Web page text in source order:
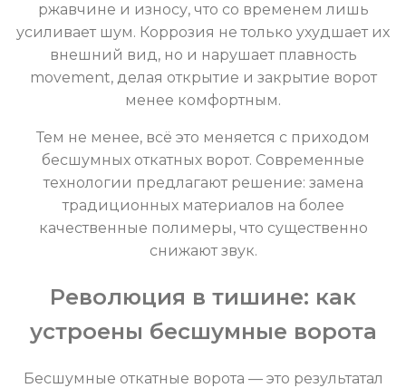
ржавчине и износу, что со временем лишь
усиливает шум. Коррозия не только ухудшает их
внешний вид, но и нарушает плавность
movement, делая открытие и закрытие ворот
менее комфортным.
Тем не менее, всё это меняется с приходом
бесшумных откатных ворот. Современные
технологии предлагают решение: замена
традиционных материалов на более
качественные полимеры, что существенно
снижают звук.
Революция в тишине: как
устроены бесшумные ворота
Бесшумные откатные ворота — это результатал